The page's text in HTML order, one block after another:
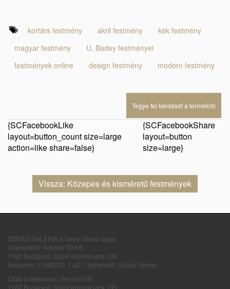
kortárs festmény akril festmény
kék festmény
magyar festmény
U. Badey festményei
festmények online
design festmény modern festmény
Tegye fel kérdését a termékről
{SCFacebookLike
layout=button_count size=large
action=like share=false}
{SCFacebookShare
layout=button
size=large}
Vissza: Közepes és kisméretű festmények
SZÍNES GALÉRIA a Senia Group tagja
Üzemeltető: Antracit '99 Kft
1162 Budapest, Szent Korona utca 135.
Adószám: 11960221-1-42 / Ügyvezető: Uliczki Vencel
Oldal tulajdonosa: Senia G Kft